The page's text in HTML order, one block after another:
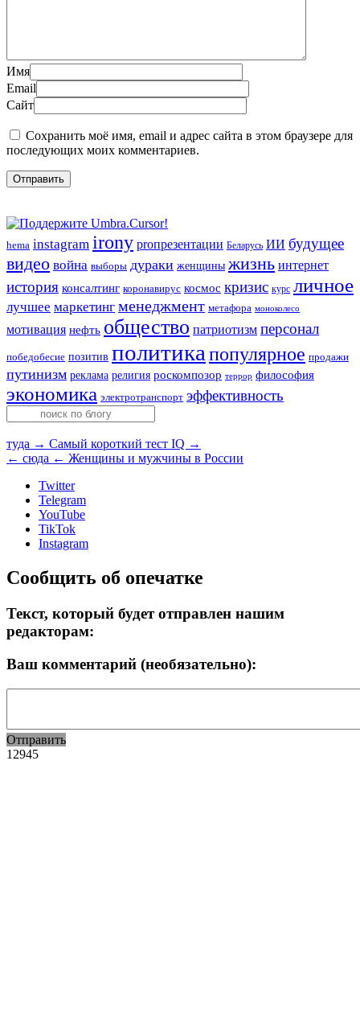
Имя
Email
Сайт
Сохранить моё имя, email и адрес сайта в этом браузере для
последующих моих комментариев.
hema instagram irony proпрезентации Беларусь ИИ будущее
видео война выборы дураки женщины жизнь интернет
история консалтинг коронавирус космос кризис курс личное
лучшее маркетинг менеджмент метафора моноколесо
мотивация нефть общество патриотизм персонал
победобесие позитив политика популярное продажи
путинизм реклама религия роскомпозор террор философия
экономика электротранспорт эффективность
туда → Самый короткий тест IQ →
← сюда ← Женщины и мужчины в России
Twitter
Telegram
YouTube
TikTok
Instagram
Сообщить об опечатке
Текст, который будет отправлен нашим
редакторам:
Ваш комментарий (необязательно):
Отправить
12945